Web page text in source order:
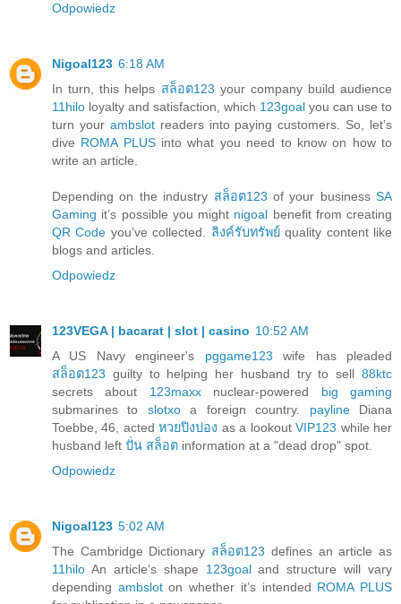
Odpowiedz
Nigoal123 6:18 AM
In turn, this helps สล็อต123 your company build audience
11hilo loyalty and satisfaction, which 123goal you can use to
turn your ambslotreaders into paying customers. So, let’s
dive ROMA PLUSinto what you need to know on how to
write an article.
Depending on the industry สล็อต123 of your business SA
Gaming it’s possible you might nigoal benefit from creating
QR Code you’ve collected. ลิงค์รับทรัพย์quality content like
blogs and articles.
Odpowiedz
123VEGA | bacarat | slot | casino 10:52 AM
A US Navy engineer's pggame123 wife has pleaded
สล็อต123 guilty to helping her husband try to sell 88ktc
secrets about 123maxxnuclear-powered big gaming
submarines to slotxoa foreign country. paylineDiana
Toebbe, 46, actedหวยปิงปอง as a lookoutVIP123 while her
husband left ปั่น สล็อต information at a "dead drop" spot.
Odpowiedz
Nigoal123 5:02 AM
The Cambridge Dictionary สล็อต123 defines an article as
11hilo An article’s shape 123goaland structure will vary
depending ambsloton whether it’s intended ROMA PLUS